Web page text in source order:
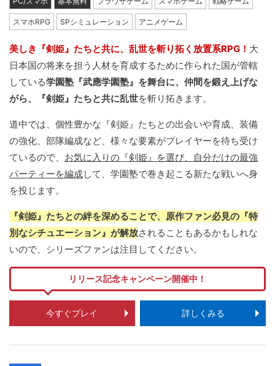
スマホRPG SPシミュレーション アニメゲーム
美しき『剣姫』たちと共に、乱世を斬り拓く放置系RPG！ 大
日本国の将来を担う人材を育成するために作られた国が管轄
している学園塾『武應学園塾』を舞台に、仲間を鍛え上げな
がら、『剣姫』たちと共に乱世を斬り拓きます。
道中では、個性豊かな『剣姫』たちとの出会いや育成、装備
の強化、部隊編成など、様々な要素がプレイヤーを待ち受け
ているので、 お気に入りの『剣姫』を選び、自分だけの最強
パーティーを編成して、学園塾で巻き起こる新たな戦いへ身
を投じます。
『剣姫』たちとの絆を深めることで、原作ファン必見の『特
別なシチュエーション』が解放されることもあるかもしれな
いので、シリーズファンは注目してください。
リリース記念キャンペーン開催中！
今すぐプレイ 詳しくみる